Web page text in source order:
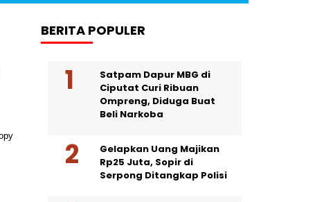
BERITA POPULER
Satpam Dapur MBG di
Ciputat Curi Ribuan
Ompreng, Diduga Buat
Beli Narkoba
Gelapkan Uang Majikan
Rp25 Juta, Sopir di
Serpong Ditangkap Polisi